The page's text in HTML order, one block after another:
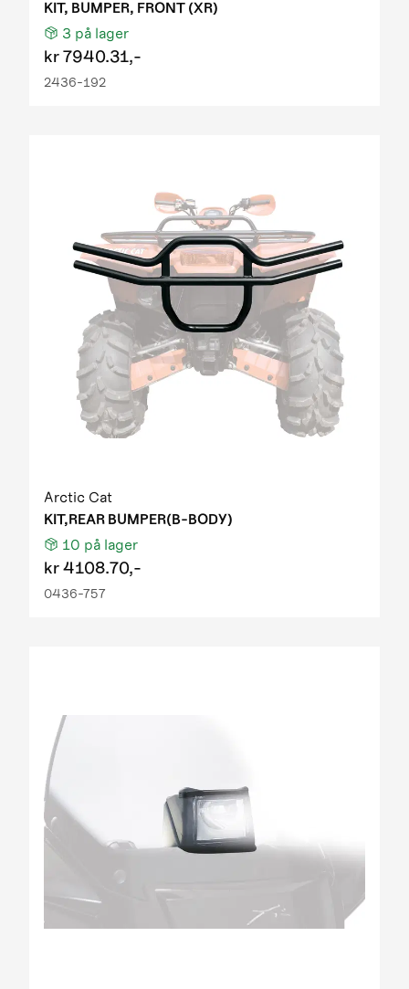
KIT, BUMPER, FRONT (XR)
3 på lager
kr7940.31,-
2436-192
Arctic Cat
KIT,REAR BUMPER(B-BODY)
10 på lager
kr4108.70,-
0436-757